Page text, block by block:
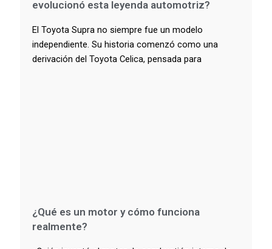
evolucionó esta leyenda automotriz?
El Toyota Supra no siempre fue un modelo
independiente. Su historia comenzó como una
derivación del Toyota Celica, pensada para
¿Qué es un motor y cómo funciona
realmente?